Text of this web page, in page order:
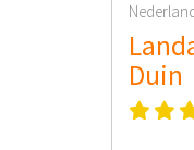
Duin